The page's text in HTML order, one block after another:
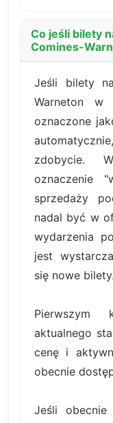
Co jeśli bilety
Comines-
Jeśli bilety
Warneton
oznaczone
zdobycie.
oznaczenie
sprzedaży
nadal być w
wydarzenia
jest
się nowe bilety.
Pierwszym
aktualnego
cenę i
obecnie
Jeśli